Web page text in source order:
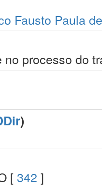
Fausto Paula
processo do
)
[ 342 ]